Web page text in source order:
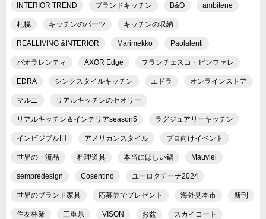
INTERIOR TREND ブランドキッチン B&O ambitene
札幌 キッチンのパーツ キッチンの収納
REALLIVING &INTERIOR Marimekko Paolalenti
パオラレンティ AXOR Edge フランチェスコ・ビンファレ
EDRA シンクスタイルキッチン エドラ オンラインストア
マルニ リアルキッチンのセオリー
リアルキッチン＆インテリアseason5 ラグジュアリーキッチン
インビジブルIH アメリカンスタイル プロ向けイベント
世界の一流品 料理道具 本当にほしい鍋 Mauviel
sempredesign Cosentino ユーロクチーナ2024
世界のブランド家具 応募券でプレゼント 海外見本市 新刊
住友林業 三重県 VISON お盆 スカイコート